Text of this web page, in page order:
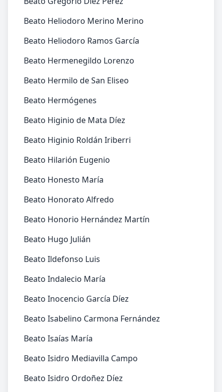
Beato Heliodoro Merino Merino
Beato Heliodoro Ramos García
Beato Hermenegildo Lorenzo
Beato Hermilo de San Eliseo
Beato Hermógenes
Beato Higinio de Mata Díez
Beato Higinio Roldán Iriberri
Beato Hilarión Eugenio
Beato Honesto María
Beato Honorato Alfredo
Beato Honorio Hernández Martín
Beato Hugo Julián
Beato Ildefonso Luis
Beato Indalecio María
Beato Inocencio García Díez
Beato Isabelino Carmona Fernández
Beato Isaías María
Beato Isidro Mediavilla Campo
Beato Isidro Ordoñez Díez